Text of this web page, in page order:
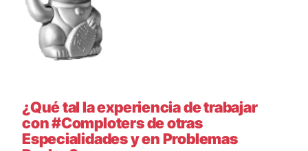
¿Qué tal la experiencia de trabajar
con #Comploters de otras
Especialidades y en Problemas